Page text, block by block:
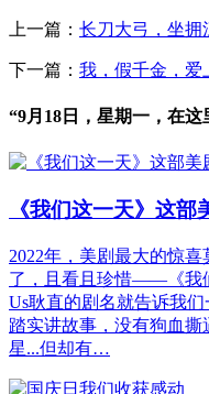
上一篇： 长刀大弓，坐拥
下一篇： 我，假千金，爱
“9月18日，星期一，在
《我们这一天》这部
2022年，美剧最大的惊
了，且看且珍惜——《我
Us耿直的剧名就告诉我
踏实讲故事，没有狗血
星...但却有…